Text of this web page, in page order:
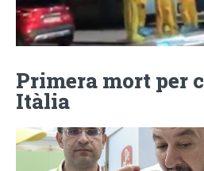
Primera mort per
Itàlia